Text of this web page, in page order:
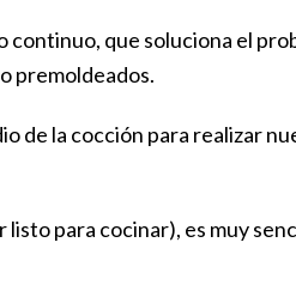
que soluciona el
premoldeados.
de la cocción para realizar
para cocinar), es muy